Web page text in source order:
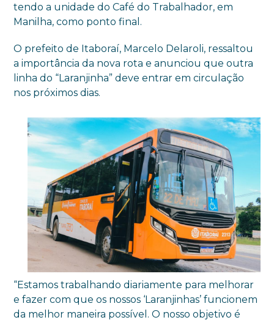
tendo a unidade do Café do Trabalhador, em
Manilha, como ponto final.
O prefeito de Itaboraí, Marcelo Delaroli, ressaltou
a importância da nova rota e anunciou que outra
linha do “Laranjinha” deve entrar em circulação
nos próximos dias.
“Estamos trabalhando diariamente para melhorar
e fazer com que os nossos ‘Laranjinhas’ funcionem
da melhor maneira possível. O nosso objetivo é